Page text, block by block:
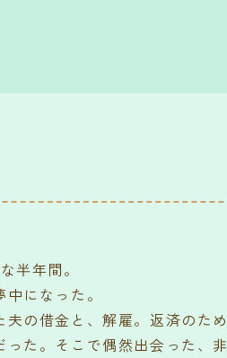
半年間。
になった。
の借金と、解雇。返済のた
た。そこで偶然出会った、